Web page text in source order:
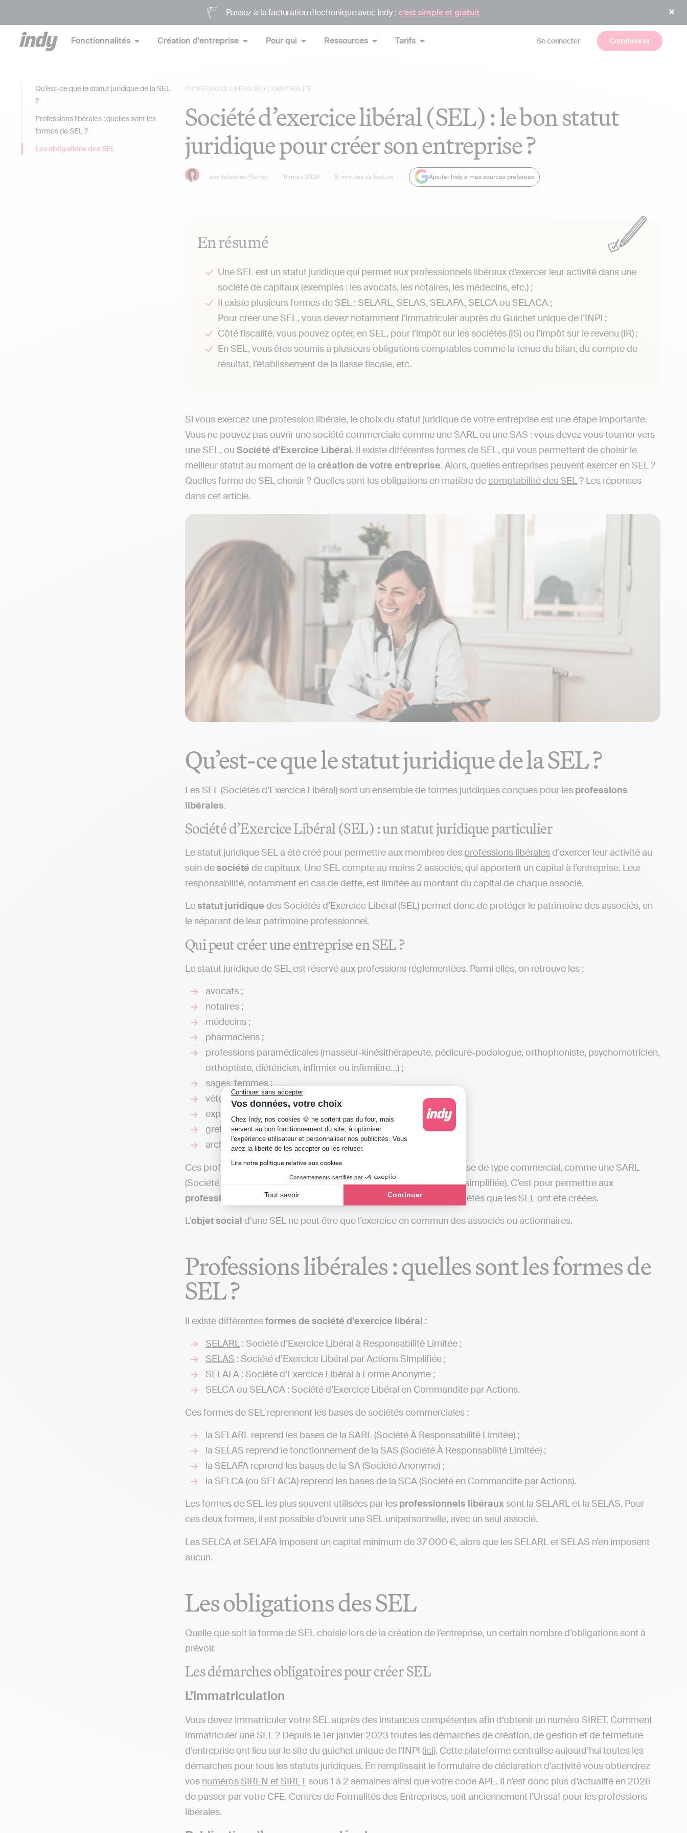
Continuer sans accepter
Vos données, votre choix
Plateforme de Gestion du Consentement : Personnalisez vos Options
Chez Indy, nos cookies 🍪 ne sortent pas du four, mais
servent au bon fonctionnement du site, à optimiser
l'expérience utilisateur et personnaliser nos publicités. Vous
avez la liberté de les accepter ou les refuser.
Lire notre politique relative aux cookies
Consentements certifiés par
Tout savoir Continuer
Axeptio consent
Passez à la facturation électronique avec Indy :c’est simple et gratuit
Fonctionnalités Création d'entreprise Pour qui Ressources Tarifs Se connecter Commencer
PROFESSIONS LIBÉRALES / COMPTABILITÉ
Société d’exercice libéral (SEL) : le bon statut
juridique pour créer son entreprise ?
parValentine Flehoc 11 mars 2026 8 minutes de lecture Ajouter Indy à mes sources préférées
En résumé
Une SEL est un statut juridique qui permet aux professionnels libéraux d’exercer leur activité dans une
société de capitaux (exemples : les avocats, les notaires, les médecins, etc.) ;
Il existe plusieurs formes de SEL : SELARL, SELAS, SELAFA, SELCA ou SELACA ;
Pour créer une SEL, vous devez notamment l’immatriculer auprès du Guichet unique de l’INPI ;
Côté fiscalité, vous pouvez opter, en SEL, pour l’impôt sur les sociétés (IS) ou l’impôt sur le revenu (IR) ;
En SEL, vous êtes soumis à plusieurs obligations comptables comme la tenue du bilan, du compte de
résultat, l’établissement de la liasse fiscale, etc.
Si vous exercez une profession libérale, le choix du statut juridique de votre entreprise est une étape importante.
Vous ne pouvez pas ouvrir une société commerciale comme une SARL ou une SAS : vous devez vous tourner vers
une SEL, ou Société d’Exercice Libéral. Il existe différentes formes de SEL, qui vous permettent de choisir le
meilleur statut au moment de la création de votre entreprise. Alors, quelles entreprises peuvent exercer en SEL ?
Quelles forme de SEL choisir ? Quelles sont les obligations en matière decomptabilité des SEL? Les réponses
dans cet article.
Qu’est-ce que le statut juridique de la SEL ?
Les SEL (Sociétés d’Exercice Libéral) sont un ensemble de formes juridiques conçues pour les professions
libérales.
Société d’Exercice Libéral (SEL) : un statut juridique particulier
Le statut juridique SEL a été créé pour permettre aux membres des professions libéralesd’exercer leur activité au
sein desociété de capitaux. Une SEL compte au moins 2 associés, qui apportent un capital à l’entreprise. Leur
responsabilité, notamment en cas de dette, est limitée au montant du capital de chaque associé.
Lestatut juridique des Sociétés d’Exercice Libéral (SEL) permet donc de protéger le patrimoine des associés, en
le séparant de leur patrimoine professionnel.
Qui peut créer une entreprise en SEL ?
Le statut juridique de SEL est réservé aux professions réglementées. Parmi elles, on retrouve les :
avocats ;
notaires ;
médecins ;
pharmaciens ;
professions paramédicales (masseur-kinésithérapeute, pédicure-podologue, orthophoniste, psychomotricien,
orthoptiste, diététicien, infirmier ou infirmière…) ;
sages-femmes ;
vétérinaires ;
experts-comptables ;
greffiers des tribunaux de commerce ;
architectes…
Ces professions réglementées n’ont pas le droit d’ouvrir une entreprise de type commercial, comme une SARL
(Société À Responsabilité Limitée) ou une SAS (Société par Actions simplifiée). C’est pour permettre aux
professions libéralesde profiter de certains avantages de ces sociétés que les SEL ont été créées.
L’objet social d’une SEL ne peut être que l’exercice en commun des associés ou actionnaires.
Professions libérales : quelles sont les formes de
SEL ?
Il existe différentesformes de société d’exercice libéral :
SELARL: Société d’Exercice Libéral à Responsabilité Limitée ;
SELAS : Société d’Exercice Libéral par Actions Simplifiée ;
SELAFA : Société d’Exercice Libéral à Forme Anonyme ;
SELCA ou SELACA : Société d’Exercice Libéral en Commandite par Actions.
Ces formes de SEL reprennent les bases de sociétés commerciales :
la SELARL reprend les bases de la SARL (Société À Responsabilité Limitée) ;
la SELAS reprend le fonctionnement de la SAS (Société À Responsabilité Limitée) ;
la SELAFA reprend les bases de la SA (Société Anonyme) ;
la SELCA (ou SELACA) reprend les bases de la SCA (Société en Commandite par Actions).
Les formes de SEL les plus souvent utilisées par les professionnels libéraux sont la SELARL et la SELAS. Pour
ces deux formes, il est possible d’ouvrir une SEL unipersonnelle, avec un seul associé.
Les SELCA et SELAFA imposent un capital minimum de 37 000 €, alors que les SELARL et SELAS n’en imposent
aucun.
Les obligations des SEL
Quelle que soit la forme de SEL choisie lors de la création de l’entreprise, un certain nombre d’obligations sont à
prévoir.
Les démarches obligatoires pour créer SEL
L’immatriculation
Vous devez immatriculer votre SEL auprès des instances compétentes afin d‘obtenir un numéro SIRET. Comment
immatriculer une SEL ? Depuis le 1er janvier 2023 toutes les démarches de création, de gestion et de fermeture
d’entreprise ont lieu sur le site du guichet unique de l’INPI (ici). Cette plateforme centralise aujourd’hui toutes les
démarches pour tous les statuts juridiques. En remplissant le formulaire de déclaration d’activité vous obtiendrez
vos numéros SIREN et SIRETsous 1 à 2 semaines ainsi que votre code APE. Il n’est donc plus d’actualité en 2026
de passer par votre CFE, Centres de Formalités des Entreprises, soit anciennement l’Urssaf pour les professions
libérales.
Qu’est-ce que le statut juridique de la SEL
?
Professions libérales : quelles sont les
formes de SEL ?
Les obligations des SEL